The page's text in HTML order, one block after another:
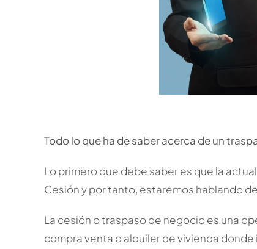
Todo lo que ha de saber acerca de un
Lo primero que debe saber es que la
Cesión y por tanto, estaremos hablando
La cesión o traspaso de negocio es una
compra venta o alquiler de vivienda